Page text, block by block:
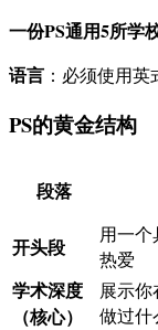
一份PS通用5所学
语言 ：必须使用英
PS的黄金结构
段落
开头段
用一
热爱
学术深度
（核心）
展示你
做过什